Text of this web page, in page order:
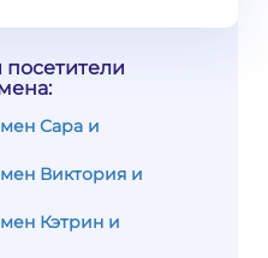
Сара и
Виктория и
Кэтрин и